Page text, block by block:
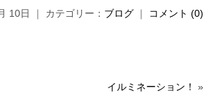
10日 ｜ カテゴリー： ブログ ｜ コメント (0)
イルミネーション！ »